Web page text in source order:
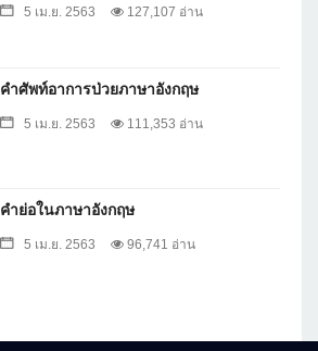
5 เม.ย. 2563 127,107 อ่าน
คำศัพท์อาการป่วยภาษาอังกฤษ
5 เม.ย. 2563 111,353 อ่าน
คำย่อในภาษาอังกฤษ
5 เม.ย. 2563 96,741 อ่าน